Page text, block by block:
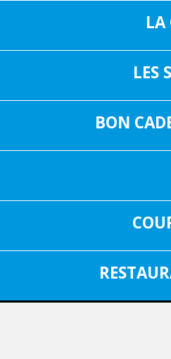
05 37 04 01 02
LA
LES
BON
SPECTACLE DU 01
Aucun spectacle